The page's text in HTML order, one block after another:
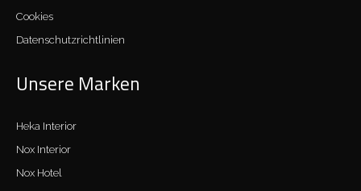
Cookies
Datenschutzrichtlinien
Unsere Marken
Heka Interior
Nox Interior
Nox Hotel